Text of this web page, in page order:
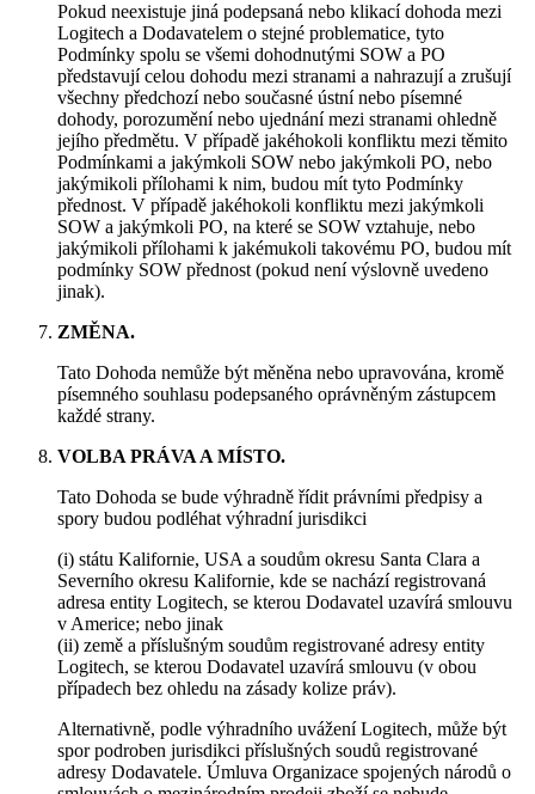
Pokud neexistuje jiná podepsaná nebo klikací dohoda mezi
Logitech a Dodavatelem o stejné problematice, tyto
Podmínky spolu se všemi dohodnutými SOW a PO
představují celou dohodu mezi stranami a nahrazují a zrušují
všechny předchozí nebo současné ústní nebo písemné
dohody, porozumění nebo ujednání mezi stranami ohledně
jejího předmětu. V případě jakéhokoli konfliktu mezi těmito
Podmínkami a jakýmkoli SOW nebo jakýmkoli PO, nebo
jakýmikoli přílohami k nim, budou mít tyto Podmínky
přednost. V případě jakéhokoli konfliktu mezi jakýmkoli
SOW a jakýmkoli PO, na které se SOW vztahuje, nebo
jakýmikoli přílohami k jakémukoli takovému PO, budou mít
podmínky SOW přednost (pokud není výslovně uvedeno
jinak).
ZMĚNA.
Tato Dohoda nemůže být měněna nebo upravována, kromě
písemného souhlasu podepsaného oprávněným zástupcem
každé strany.
VOLBA PRÁVA A MÍSTO.
Tato Dohoda se bude výhradně řídit právními předpisy a
spory budou podléhat výhradní jurisdikci
(i) státu Kalifornie, USA a soudům okresu Santa Clara a
Severního okresu Kalifornie, kde se nachází registrovaná
adresa entity Logitech, se kterou Dodavatel uzavírá smlouvu
v Americe; nebo jinak
(ii) země a příslušným soudům registrované adresy entity
Logitech, se kterou Dodavatel uzavírá smlouvu (v obou
případech bez ohledu na zásady kolize práv).
Alternativně, podle výhradního uvážení Logitech, může být
spor podroben jurisdikci příslušných soudů registrované
adresy Dodavatele. Úmluva Organizace spojených národů o